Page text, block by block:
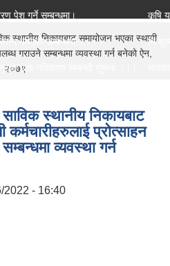
पेश गर्ने सम्बन्धमा।
कृषि
गरिएको सम्बन्धमा ।।। नि:शुल्क
भत्ता नविकरण सम्बन्धी सूचना ।।।
स्थानीय निकायबाट समायोजन भएका स्थायी
गराउने सम्बन्धमा व्यवस्था गर्न बनेको ऐन,
२०७९
स्थानीय निकायबाट
प्रोत्साहन
व्यवस्था गर्न
2022 - 16:40